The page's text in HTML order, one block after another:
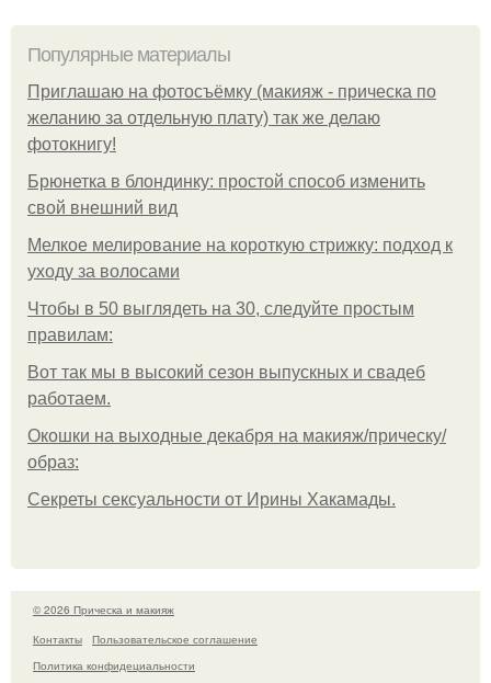
Популярные материалы
Приглашаю на фотосъёмку (макияж - прическа по
желанию за отдельную плату) так же делаю
фотокнигу!
Брюнетка в блондинку: простой способ изменить
свой внешний вид
Мелкое мелирование на короткую стрижку: подход к
уходу за волосами
Чтобы в 50 выглядеть на 30, следуйте простым
правилам:
Вот так мы в высокий сезон выпускных и свадеб
работаем.
Окошки на выходные декабря на макияж/прическу/
образ:
Секреты сексуальности от Ирины Хакамады.
© 2026 Прическа и макияж
Контакты
Пользовательское соглашение
Политика конфидециальности